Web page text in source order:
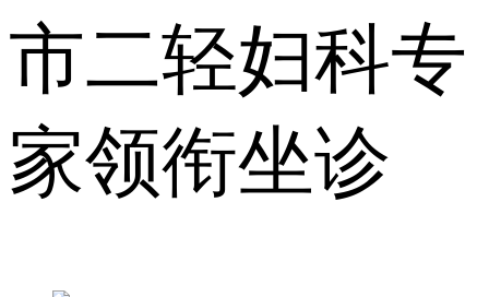
市二轻妇科专
家领衔坐诊